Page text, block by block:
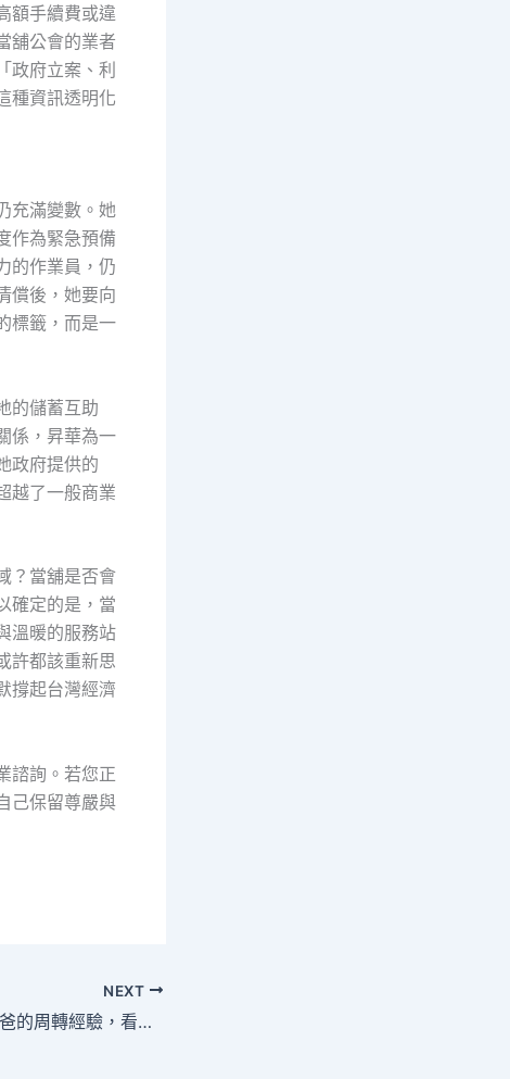
額手續費或違
舖公會的業者
政府立案、利
種資訊透明化
充滿變數。她
作為緊急預備
的作業員，仍
償後，她要向
標籤，而是一
的儲蓄互助
係，昇華為一
政府提供的
越了一般商業
？當舖是否會
確定的是，當
溫暖的服務站
許都該重新思
撐起台灣經濟
諮詢。若您正
己保留尊嚴與
NEXT
從紡織業新手爸爸的周轉經驗，看當鋪如何成為社會安全網的關鍵支柱